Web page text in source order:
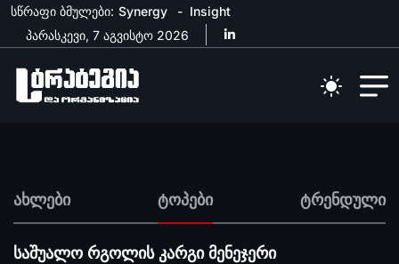
სწრაფი ბმულები: Synergy
Insight
პარასკევი, 7 აგვისტო 2026
ახლები ტოპები ტრენდული
საშუალო რგოლის კარგი მენეჯერი